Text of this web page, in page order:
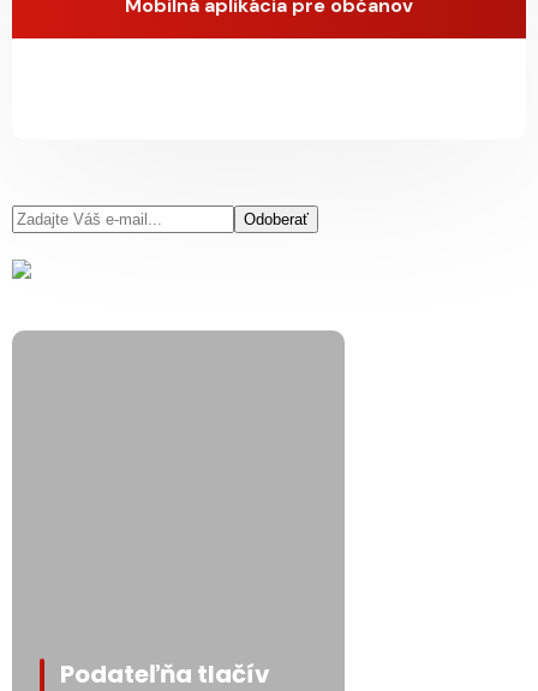
Mobilná aplikácia pre občanov
Odoberať
Podateľňa tlačív